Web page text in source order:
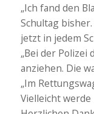
„Ich fand den
Schultag
jetzt in jedem
„Bei der
anziehen. Die
„Im
Vielleicht werde